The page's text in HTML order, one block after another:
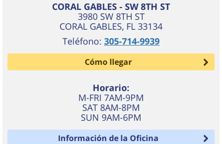
CORAL GABLES - SW 8TH ST
3980 SW 8TH ST
CORAL GABLES, FL 33134
Teléfono: 305-714-9939
Cómo llegar
Horario:
M-FRI 7AM-9PM
SAT 8AM-8PM
SUN 9AM-6PM
Información de la Oficina